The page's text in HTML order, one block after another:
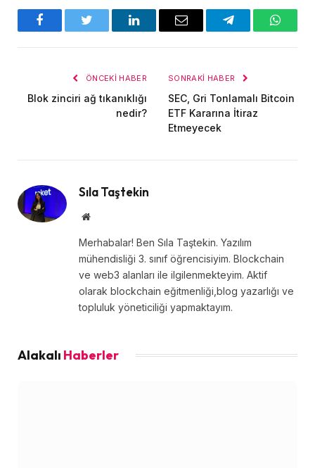
FacebookTwitter LinkedInE-
Telegram
ÖNCEKI HABER
Blok zinciri ağ tıkanıklığı
nedir?
SONRAKI HABER
SEC, Gri Tonlamalı Bitcoin
ETF Kararına İtiraz
Etmeyecek
Sıla Taştekin
Website
Merhabalar! Ben Sıla Taştekin. Yazılım
mühendisliği 3. sınıf öğrencisiyim. Blockchain
ve web3 alanları ile ilgilenmekteyim. Aktif
olarak blockchain eğitmenliği,blog yazarlığı ve
topluluk yöneticiliği yapmaktayım.
Alakalı Haberler